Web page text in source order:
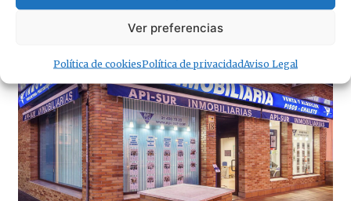
Ver preferencias
Política de cookiesPolítica de privacidadAviso Legal
· Noticias de Hoy